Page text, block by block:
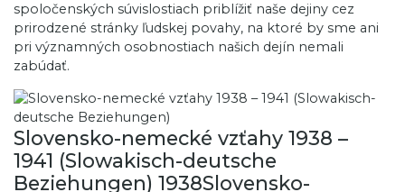
spoločenských súvislostiach priblížiť naše dejiny cez
prirodzené stránky ľudskej povahy, na ktoré by sme ani
pri významných osobnostiach našich dejín nemali
zabúdať.
Slovensko-nemecké vzťahy 1938 –
1941 (Slowakisch-deutsche
Beziehungen) 1938Slovensko-